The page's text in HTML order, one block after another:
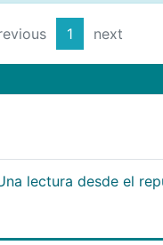
1 next
lectura desde el